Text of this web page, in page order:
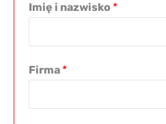
Imię i nazwisko *
Firma *